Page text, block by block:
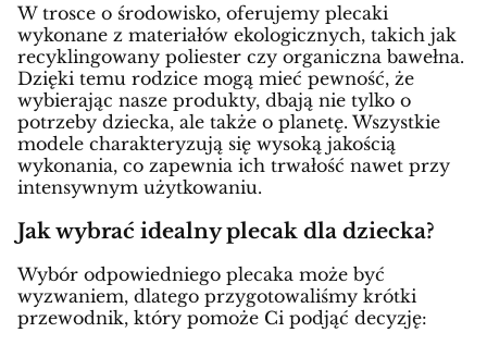
W trosce o środowisko, oferujemy plecaki
wykonane z materiałów ekologicznych, takich jak
recyklingowany poliester czy organiczna bawełna.
Dzięki temu rodzice mogą mieć pewność, że
wybierając nasze produkty, dbają nie tylko o
potrzeby dziecka, ale także o planetę. Wszystkie
modele charakteryzują się wysoką jakością
wykonania, co zapewnia ich trwałość nawet przy
intensywnym użytkowaniu.
Jak wybrać idealny plecak dla dziecka?
Wybór odpowiedniego plecaka może być
wyzwaniem, dlatego przygotowaliśmy krótki
przewodnik, który pomoże Ci podjąć decyzję: